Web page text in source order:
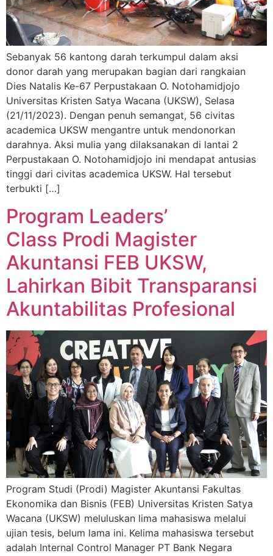
Sebanyak 56 kantong darah terkumpul dalam aksi
donor darah yang merupakan bagian dari rangkaian
Dies Natalis Ke-67 Perpustakaan O. Notohamidjojo
Universitas Kristen Satya Wacana (UKSW), Selasa
(21/11/2023). Dengan penuh semangat, 56 civitas
academica UKSW mengantre untuk mendonorkan
darahnya. Aksi mulia yang dilaksanakan di lantai 2
Perpustakaan O. Notohamidjojo ini mendapat antusias
tinggi dari civitas academica UKSW. Hal tersebut
terbukti […]
Program Leaders’
Class Prodi Magister
Akuntansi FEB UKSW,
Lahirkan Bibit Transparansi
Akuntabilitas Profesional
Program Studi (Prodi) Magister Akuntansi Fakultas
Ekonomika dan Bisnis (FEB) Universitas Kristen Satya
Wacana (UKSW) meluluskan lima mahasiswa melalui
ujian tesis, belum lama ini. Kelima mahasiswa tersebut
adalah Internal Control Manager PT Bank Negara